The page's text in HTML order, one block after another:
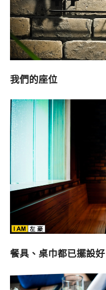
我們的座位
餐具、桌巾都已擺設好